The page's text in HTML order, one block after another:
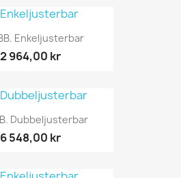
Enkeljusterbar
964,00 kr
Dubbeljusterbar
548,00 kr